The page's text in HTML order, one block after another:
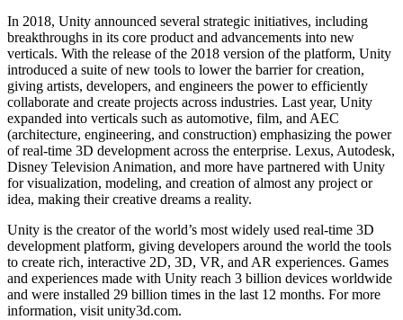
Unity でモバイル向けヒット作を制作して成長させる
インディーゲーム
少人数のチームで大規模なゲームを開発する
XR ゲーム
XR ゲームを複数プラットフォーム向けにローンチする
マルチプレイヤーゲーム
マルチプレイヤーゲーム制作を簡素化
ニュース、ストーリー、プレスセンター
In 2018, Unity announced several strategic initiatives, including
breakthroughs in its core product and advancements into new
verticals. With the release of the 2018 version of the platform, Unity
introduced a suite of new tools to lower the barrier for creation,
giving artists, developers, and engineers the power to efficiently
collaborate and create projects across industries. Last year, Unity
expanded into verticals such as automotive, film, and AEC
(architecture, engineering, and construction) emphasizing the power
of real-time 3D development across the enterprise. Lexus, Autodesk,
Disney Television Animation, and more have partnered with Unity
for visualization, modeling, and creation of almost any project or
idea, making their creative dreams a reality.
Unity is the creator of the world’s most widely used real-time 3D
development platform, giving developers around the world the tools
to create rich, interactive 2D, 3D, VR, and AR experiences. Games
and experiences made with Unity reach 3 billion devices worldwide
and were installed 29 billion times in the last 12 months. For more
information, visit unity3d.com.